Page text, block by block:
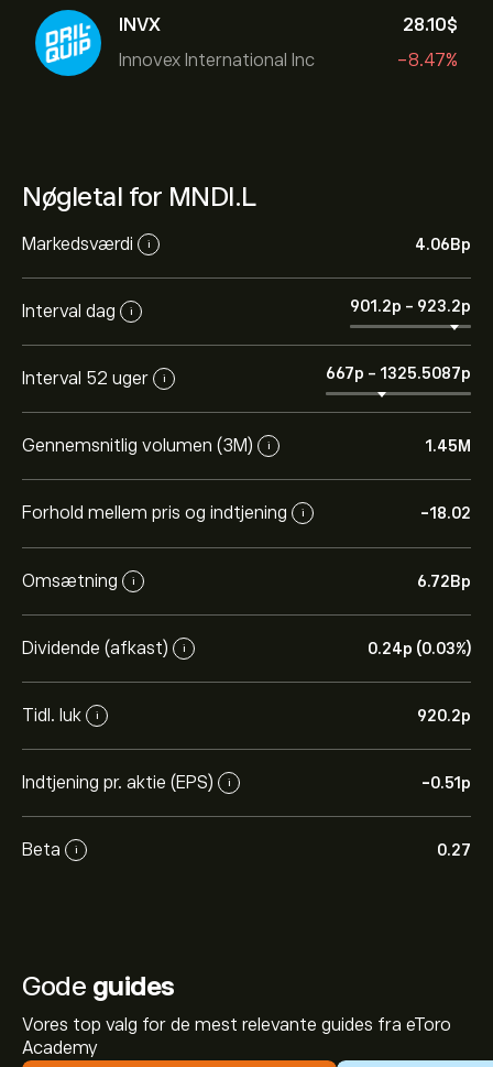
INVX
Innovex International Inc
28.10‎$‎
-8.47%
Nøgletal for MNDI.L
Markedsværdi i 4.06B‎p‎
Interval dag i 901.2‎p‎ - 923.2‎p‎
Interval 52 uger i 667‎p‎ - 1325.5087‎p‎
Gennemsnitlig volumen (3M) i 1.45M
Forhold mellem pris og indtjening i -18.02
Omsætning i 6.72B‎p‎
Dividende (afkast) i 0.24‎p‎ (0.03%)
Tidl. luk i 920.2‎p‎
Indtjening pr. aktie (EPS) i -0.51‎p‎
Beta i 0.27
Gode guides
Vores top valg for de mest relevante guides fra eToro
Academy